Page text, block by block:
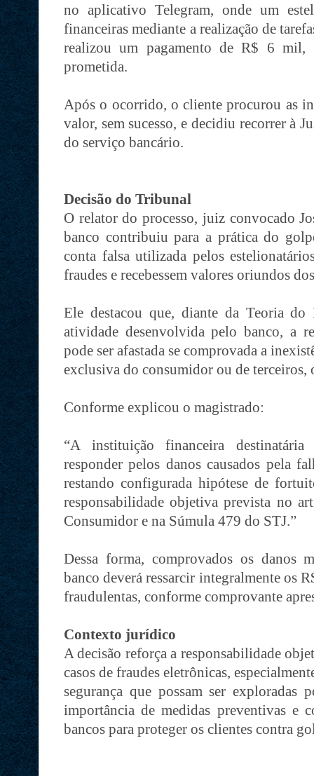
no aplicativo Telegram, onde um
financeiras mediante a realização de
realizou um pagamento de R$ 6 mil,
prometida.
Após o ocorrido, o cliente procurou as
valor, sem sucesso, e decidiu recorrer à
do serviço bancário.
Decisão do Tribunal
O relator do processo, juiz convocado
banco contribuiu para a prática do
conta falsa utilizada pelos
fraudes e recebessem valores oriundos
Ele destacou que, diante da Teoria
atividade desenvolvida pelo banco, a
pode ser afastada se comprovada a
exclusiva do consumidor ou de terceiros,
Conforme explicou o magistrado:
“A instituição financeira destinatária
responder pelos danos causados pela
restando configurada hipótese de
responsabilidade objetiva prevista no
Consumidor e na Súmula 479 do STJ.”
Dessa forma, comprovados os danos
banco deverá ressarcir integralmente os
fraudulentas, conforme comprovante
Contexto jurídico
A decisão reforça a responsabilidade
casos de fraudes eletrônicas,
segurança que possam ser exploradas
importância de medidas preventivas e
bancos para proteger os clientes contra